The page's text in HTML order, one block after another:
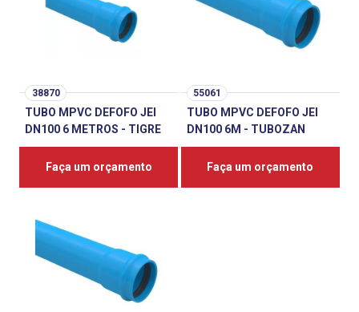
38870
TUBO MPVC DEFOFO JEI
DN100 6 METROS - TIGRE
Faça um orçamento
55061
TUBO MPVC DEFOFO JEI
DN100 6M - TUBOZAN
Faça um orçamento